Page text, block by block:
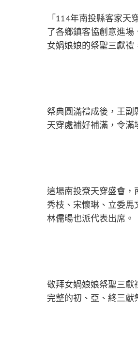
「114年南投縣客家
了各鄉鎮客協創意進
女媧娘娘的祭聖三獻禮
祭典圓滿禮成後，王
天穿處補好補滿，令滿
這場南投尞天穿盛會，
秀枝、宋懷琳、立委馬
林儒暘也派代表出席。
敬拜女媧娘娘祭聖三
完整的初、亞、終三獻